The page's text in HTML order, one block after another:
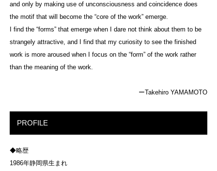
and only by making use of unconsciousness and coincidence does
the motif that will become the “core of the work” emerge.
I find the “forms” that emerge when I dare not think about them to be
strangely attractive, and I find that my curiosity to see the finished
work is more aroused when I focus on the “form” of the work rather
than the meaning of the work.
ーTakehiro YAMAMOTO
PROFILE
◆略歴
1986年静岡県生まれ